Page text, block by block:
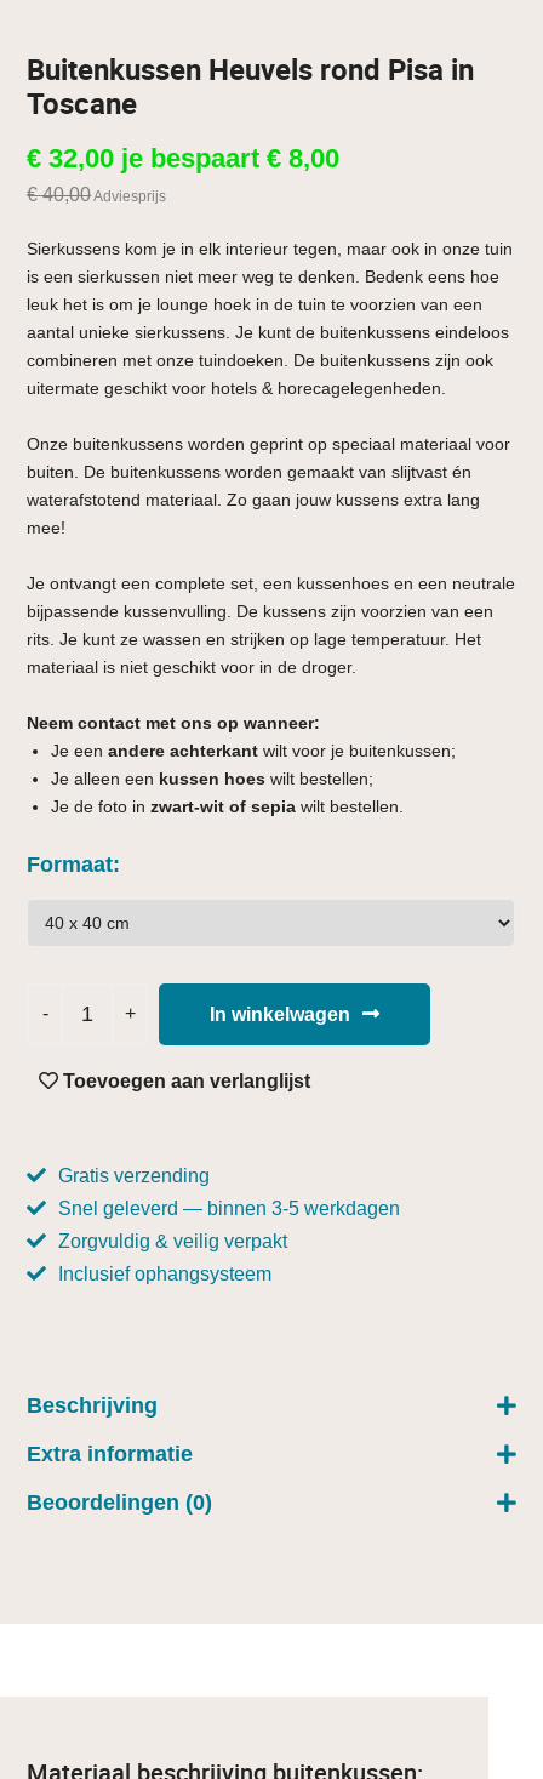
Buitenkussen Heuvels rond Pisa in
Toscane
€ 32,00 je bespaart€ 8,00
€40,00Adviesprijs
Sierkussens kom je in elk interieur tegen, maar ook in onze tuin
is een sierkussen niet meer weg te denken. Bedenk eens hoe
leuk het is om je lounge hoek in de tuin te voorzien van een
aantal unieke sierkussens. Je kunt de buitenkussens eindeloos
combineren met onze tuindoeken. De buitenkussens zijn ook
uitermate geschikt voor hotels & horecagelegenheden.
Onze buitenkussens worden geprint op speciaal materiaal voor
buiten. De buitenkussens worden gemaakt van slijtvast én
waterafstotend materiaal. Zo gaan jouw kussens extra lang
mee!
Je ontvangt een complete set, een kussenhoes en een neutrale
bijpassende kussenvulling. De kussens zijn voorzien van een
rits. Je kunt ze wassen en strijken op lage temperatuur. Het
materiaal is niet geschikt voor in de droger.
Neem contact met ons op wanneer:
Je eenandere achterkant wilt voor je buitenkussen;
Je alleen een kussen hoes wilt bestellen;
Je de foto inzwart-wit of sepia wilt bestellen.
Formaat
In winkelwagen
Toevoegen aan verlanglijst
Gratis verzending
Snel geleverd — binnen 3-5 werkdagen
Zorgvuldig & veilig verpakt
Inclusief ophangsysteem
Beschrijving
Extra informatie
Beoordelingen (0)
Materiaal beschrijving buitenkussen: